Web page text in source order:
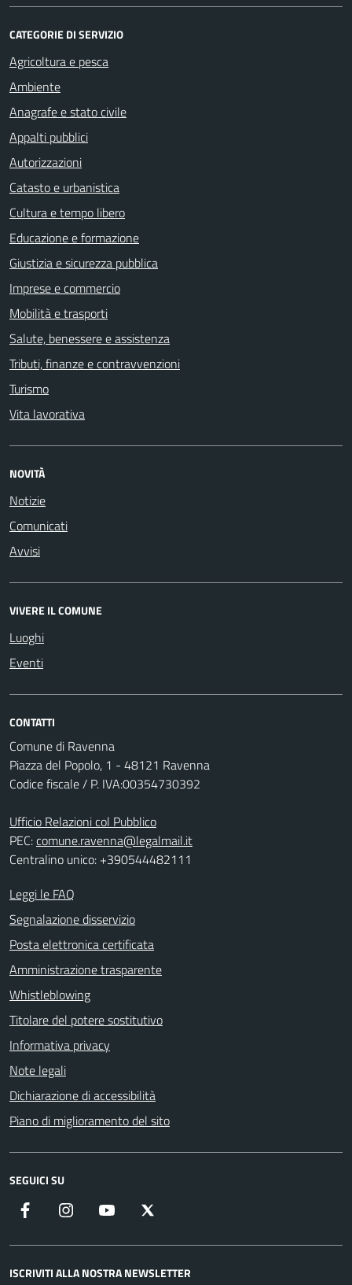
CATEGORIE DI SERVIZIO
Agricoltura e pesca
Ambiente
Anagrafe e stato civile
Appalti pubblici
Autorizzazioni
Catasto e urbanistica
Cultura e tempo libero
Educazione e formazione
Giustizia e sicurezza pubblica
Imprese e commercio
Mobilità e trasporti
Salute, benessere e assistenza
Tributi, finanze e contravvenzioni
Turismo
Vita lavorativa
NOVITÀ
Notizie
Comunicati
Avvisi
VIVERE IL COMUNE
Luoghi
Eventi
CONTATTI
Comune di Ravenna
Piazza del Popolo, 1 - 48121 Ravenna
Codice fiscale / P. IVA:00354730392
Ufficio Relazioni col Pubblico
PEC:comune.ravenna@legalmail.it
Centralino unico: +390544482111
Leggi le FAQ
Segnalazione disservizio
Posta elettronica certificata
Amministrazione trasparente
Whistleblowing
Titolare del potere sostitutivo
Informativa privacy
Note legali
Dichiarazione di accessibilità
Piano di miglioramento del sito
SEGUICI SU
Facebook Instagram YouTube
ISCRIVITI ALLA NOSTRA NEWSLETTER